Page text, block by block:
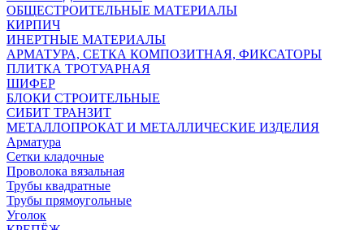
ОБЩЕСТРОИТЕЛЬНЫЕ МАТЕРИАЛЫ
КИРПИЧ
ИНЕРТНЫЕ МАТЕРИАЛЫ
АРМАТУРА, СЕТКА КОМПОЗИТНАЯ, ФИКСАТОРЫ
ПЛИТКА ТРОТУАРНАЯ
ШИФЕР
БЛОКИ СТРОИТЕЛЬНЫЕ
СИБИТ ТРАНЗИТ
МЕТАЛЛОПРОКАТ И МЕТАЛЛИЧЕСКИЕ ИЗДЕЛИЯ
Арматура
Сетки кладочные
Проволока вязальная
Трубы квадратные
Трубы прямоугольные
Уголок